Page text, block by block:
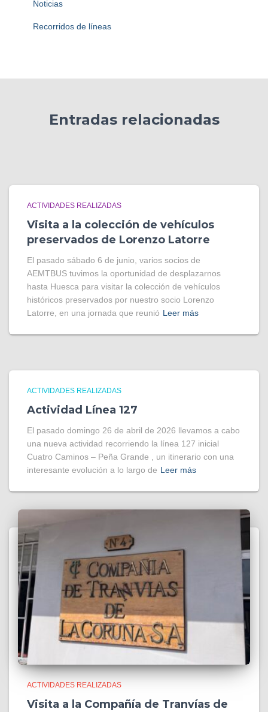
Noticias
Recorridos de líneas
Entradas relacionadas
ACTIVIDADES REALIZADAS
Visita a la colección de vehículos
preservados de Lorenzo Latorre
El pasado sábado 6 de junio, varios socios de
AEMTBUS tuvimos la oportunidad de desplazarnos
hasta Huesca para visitar la colección de vehículos
históricos preservados por nuestro socio Lorenzo
Latorre, en una jornada que reunió Leer más
ACTIVIDADES REALIZADAS
Actividad Línea 127
El pasado domingo 26 de abril de 2026 llevamos a cabo
una nueva actividad recorriendo la línea 127 inicial
Cuatro Caminos – Peña Grande , un itinerario con una
interesante evolución a lo largo de Leer más
ACTIVIDADES REALIZADAS
Visita a la Compañía de Tranvías de